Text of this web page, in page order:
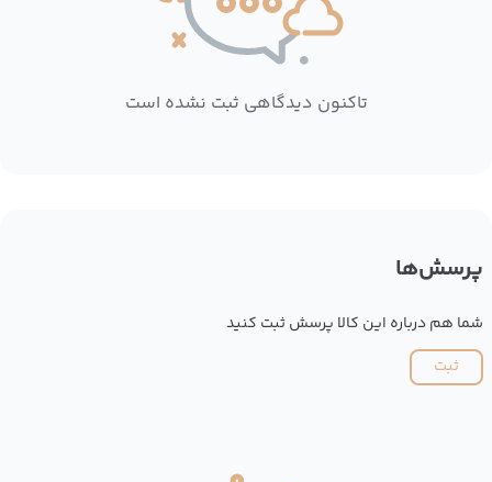
تاکنون دیدگاهی ثبت نشده است
پرسش‌ها
شما هم درباره این کالا پرسش ثبت کنید
ثبت